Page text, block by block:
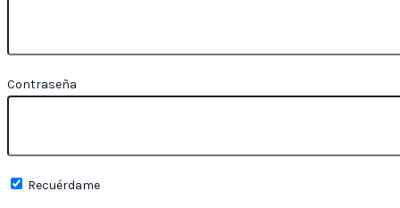
Contraseña
Recuérdame